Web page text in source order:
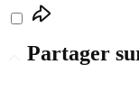
Partager